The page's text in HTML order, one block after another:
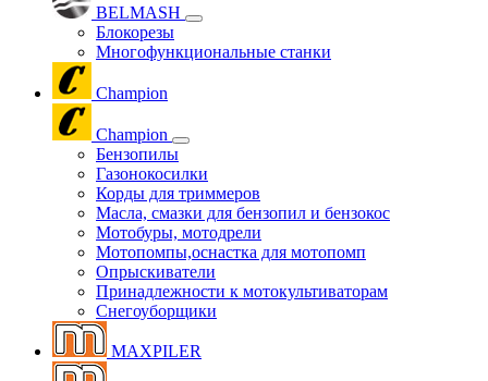
BELMASH
Блокорезы
Многофункциональные станки
Champion
Champion
Бензопилы
Газонокосилки
Корды для триммеров
Масла, смазки для бензопил и бензокос
Мотобуры, мотодрели
Мотопомпы,оснастка для мотопомп
Опрыскиватели
Принадлежности к мотокультиваторам
Снегоуборщики
MAXPILER